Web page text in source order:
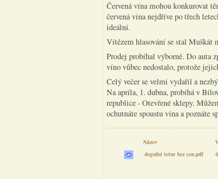
Červená vína mohou konkurovat
červená vína nejdříve po třech
ideální.
Vítězem hlasování se stal Muškát
Prodej probíhal výborně. Do auta
víno vůbec nedostalo, protože
Celý večer se velmi vydařil a
Na apríla, 1. dubna, probíhá v
republice - Otevřené sklepy.
ochutnáte spoustu vína a poznáte
Název
degulist tetur bez cen.pdf